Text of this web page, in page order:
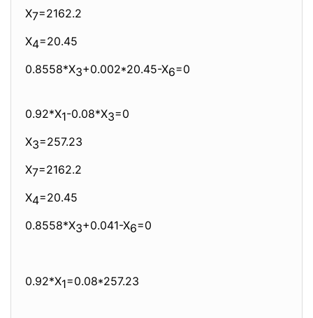
X7=2162.2
X4=20.45
0.8558*X3+0.002*20.45-X6=0
0.92*X1-0.08*X3=0
X3=257.23
X7=2162.2
X4=20.45
0.8558*X3+0.041-X6=0
0.92*X1=0.08*257.23